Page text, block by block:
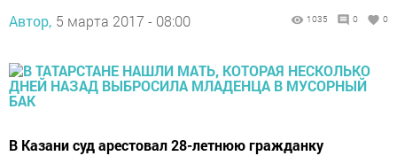
Автор, 5 марта 2017 - 08:00 1035 0 0
В Казани суд арестовал 28-летнюю гражданку